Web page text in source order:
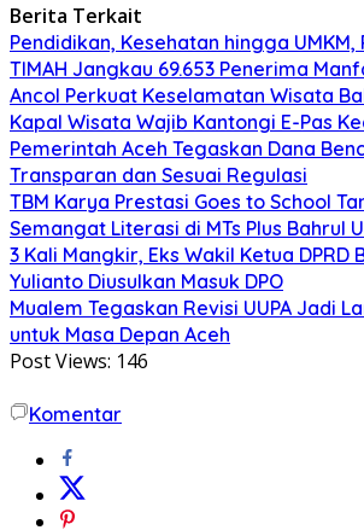
Berita Terkait
Pendidikan, Kesehatan hingga UMKM,
TIMAH Jangkau 69.653 Penerima
Ancol Perkuat Keselamatan Wisata
Kapal Wisata Wajib Kantongi E-Pas
Pemerintah Aceh Tegaskan Dana
Transparan dan Sesuai Regulasi
TBM Karya Prestasi Goes to School
Semangat Literasi di MTs Plus Bahrul
3 Kali Mangkir, Eks Wakil Ketua DPRD
Yulianto Diusulkan Masuk DPO
Mualem Tegaskan Revisi UUPA Jadi
untuk Masa Depan Aceh
Post Views: 146
Komentar